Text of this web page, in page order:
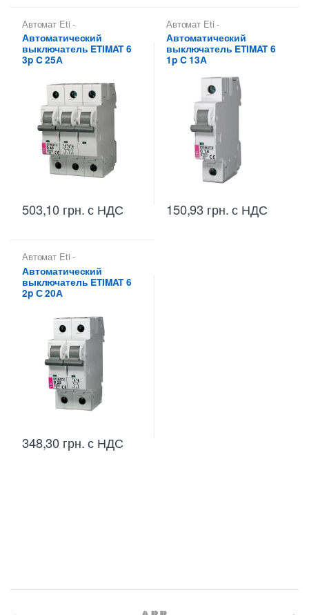
Автомат Eti -
Автоматические
выключатели Eti,
Автоматические
выключатели Etimat
Автоматические
Автоматический
выключатель ETIMAT 6
3p C 25А
503,10 грн.с НДС
Автомат Eti -
Автоматические
выключатели Eti,
Автоматические
выключатели Etimat
Автоматические
выключатели Etimat 6 (6 kA)
Автоматический
выключатель ETIMAT 6
1p C 13А
150,93 грн.с НДС
Автомат Eti -
Автоматические
выключатели Eti,
Автоматические
выключатели Etimat
Автоматические
Автоматический
выключатель ETIMAT 6
2p С 20А
348,30 грн.с НДС